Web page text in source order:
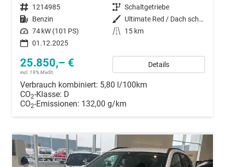
Fahrzeugnummer 1214985 Getriebe Schaltgetriebe
Kraftstoff Benzin Außenfarbe
Ultimate Red / Dach schwarz
Leistung 74 kW (101 PS) Kilometerstand
15 km
01.12.2025
25.850,– €
incl. 19% MwSt.
Details
Verbrauch kombiniert: 5,80 l/100km
CO2-Klasse: D
CO2-Emissionen: 132,00 g/km